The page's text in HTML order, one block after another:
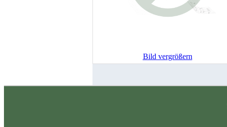
Bild vergrößern